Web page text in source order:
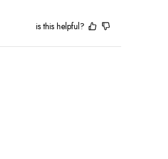
is this helpful?